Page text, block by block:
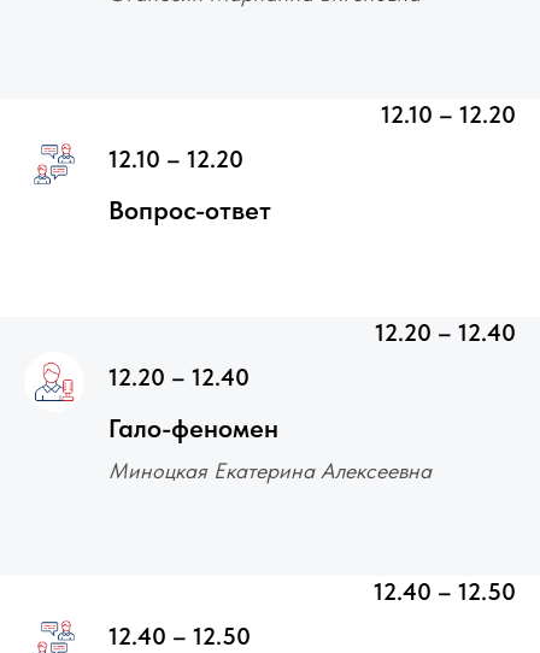
12.10 – 12.20
12.10 – 12.20
Вопрос-ответ
12.20 – 12.40
12.20 – 12.40
Гало-феномен
Миноцкая Екатерина Алексеевна
12.40 – 12.50
12.40 – 12.50